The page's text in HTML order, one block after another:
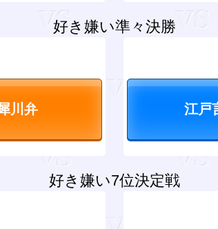
好き嫌い準々決勝
好き嫌い7位決定戦